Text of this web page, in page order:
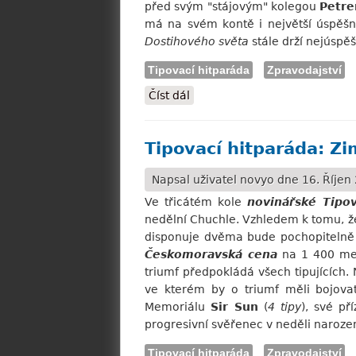
před svým "stájovým" kolegou
má na svém kontě i největší
Dostihového světa stále drží
Tipovací hitparáda
Zpravodajství
Číst dál
Tipovací hitparáda:
Napsal uživatel novyo dne 16. Říjen
Ve třicátém kole novinářské
nedělní Chuchle. Vzhledem k tomu,
disponuje dvěma bude
Českomoravská cenana 1 400
triumf předpokládá všech tipujících.
ve kterém by o triumf měli
Memoriálu Sir Sun (4 tipy), své
progresivní svěřenec v neděli
Tipovací hitparáda Zpravodajství